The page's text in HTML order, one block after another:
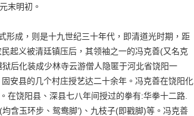
末明初。
成，则是十九世纪三十年代，即清道光时期，距
起义被清廷镇压后，其领袖之一的冯克善(又名克
后化装成少林寺云游僧人隐匿于河北省饶阳一
安县的几个村庄授艺达二十余年。冯克善在饶阳化
在饶阳县、深县七八年间授过的拳有:华拳十二路.
含玉环步、鸳鸯脚’)、九枝子(即戳脚)等。冯克善